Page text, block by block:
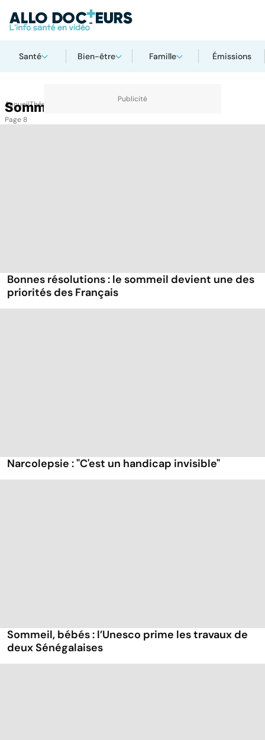
Santé Bien-être Famille Émissions
AccueilThématiques
Sommeil
Page 8
Bonnes résolutions : le sommeil devient une des
priorités des Français
Narcolepsie : "C'est un handicap invisible"
Sommeil, bébés : l’Unesco prime les travaux de
deux Sénégalaises